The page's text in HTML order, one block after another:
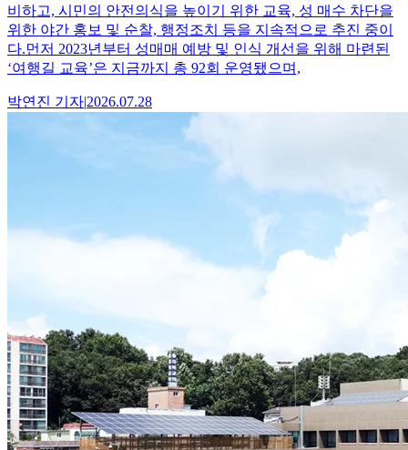
비하고, 시민의 안전의식을 높이기 위한 교육, 성 매수 차단을
위한 야간 홍보 및 순찰, 행정조치 등을 지속적으로 추진 중이
다.먼저 2023년부터 성매매 예방 및 인식 개선을 위해 마련된
‘여행길 교육’은 지금까지 총 92회 운영됐으며,
박연진 기자|2026.07.28